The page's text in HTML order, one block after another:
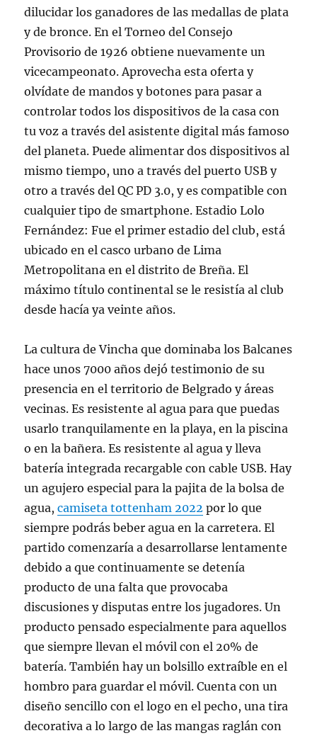
dilucidar los ganadores de las medallas de plata
y de bronce. En el Torneo del Consejo
Provisorio de 1926 obtiene nuevamente un
vicecampeonato. Aprovecha esta oferta y
olvídate de mandos y botones para pasar a
controlar todos los dispositivos de la casa con
tu voz a través del asistente digital más famoso
del planeta. Puede alimentar dos dispositivos al
mismo tiempo, uno a través del puerto USB y
otro a través del QC PD 3.0, y es compatible con
cualquier tipo de smartphone. Estadio Lolo
Fernández: Fue el primer estadio del club, está
ubicado en el casco urbano de Lima
Metropolitana en el distrito de Breña. El
máximo título continental se le resistía al club
desde hacía ya veinte años.
La cultura de Vincha que dominaba los Balcanes
hace unos 7000 años dejó testimonio de su
presencia en el territorio de Belgrado y áreas
vecinas. Es resistente al agua para que puedas
usarlo tranquilamente en la playa, en la piscina
o en la bañera. Es resistente al agua y lleva
batería integrada recargable con cable USB. Hay
un agujero especial para la pajita de la bolsa de
agua,camiseta tottenham 2022 por lo que
siempre podrás beber agua en la carretera. El
partido comenzaría a desarrollarse lentamente
debido a que continuamente se detenía
producto de una falta que provocaba
discusiones y disputas entre los jugadores. Un
producto pensado especialmente para aquellos
que siempre llevan el móvil con el 20% de
batería. También hay un bolsillo extraíble en el
hombro para guardar el móvil. Cuenta con un
diseño sencillo con el logo en el pecho, una tira
decorativa a lo largo de las mangas raglán con